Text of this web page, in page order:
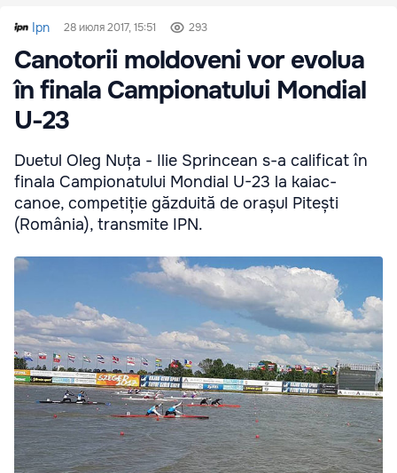
Ipn 28 июля 2017, 15:51 293
Canotorii moldoveni vor evolua
în finala Campionatului Mondial
U-23
Duetul Oleg Nuța - Ilie Sprincean s-a calificat în
finala Campionatului Mondial U-23 la kaiac-
canoe, competiție găzduită de orașul Pitești
(România), transmite IPN.